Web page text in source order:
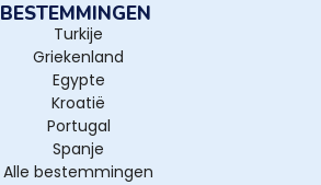
BESTEMMINGEN
Turkije
Griekenland
Egypte
Kroatië
Portugal
Spanje
Alle bestemmingen